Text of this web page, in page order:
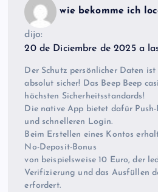
wie bekomme ich
dijo:
20 de Diciembre de 2025 a
Der Schutz persönlicher Daten ist
absolut sicher! Das Beep Beep
höchsten Sicherheitsstandards!
Die native App bietet dafür
und schnelleren Login.
Beim Erstellen eines Kontos
No-Deposit-Bonus
von beispielsweise 10 Euro, der
Verifizierung und das Ausfüllen
erfordert.